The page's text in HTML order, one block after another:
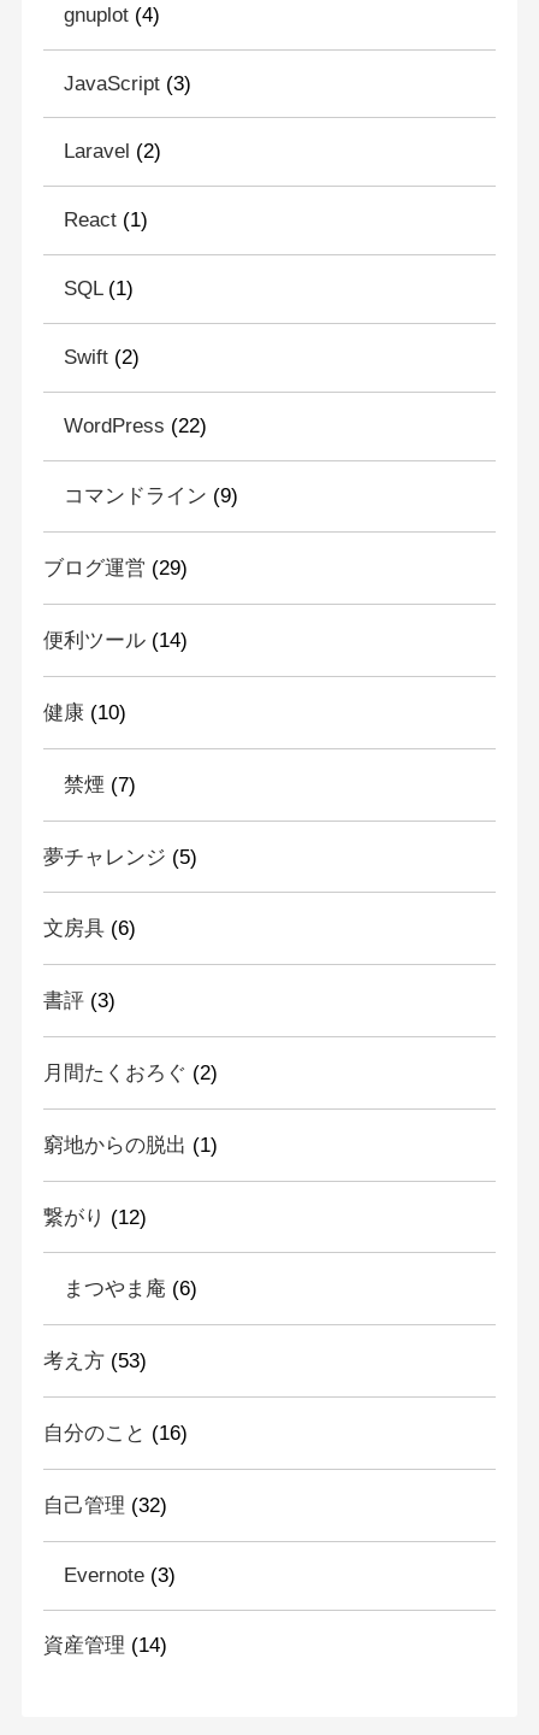
gnuplot(4)
JavaScript(3)
Laravel (2)
React(1)
SQL(1)
Swift(2)
WordPress (22)
コマンドライン (9)
ブログ運営 (29)
便利ツール(14)
健康(10)
禁煙 (7)
夢チャレンジ (5)
文房具(6)
書評(3)
月間たくおろぐ (2)
窮地からの脱出 (1)
繋がり (12)
まつやま庵 (6)
考え方(53)
自分のこと (16)
自己管理 (32)
Evernote(3)
資産管理 (14)